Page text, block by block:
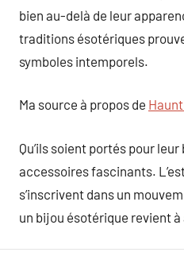
bien au-delà de leur
traditions ésotériques
symboles intemporels.
Ma source à propos de
Qu’ils soient portés pour
accessoires fascinants.
s’inscrivent dans un
un bijou ésotérique revient